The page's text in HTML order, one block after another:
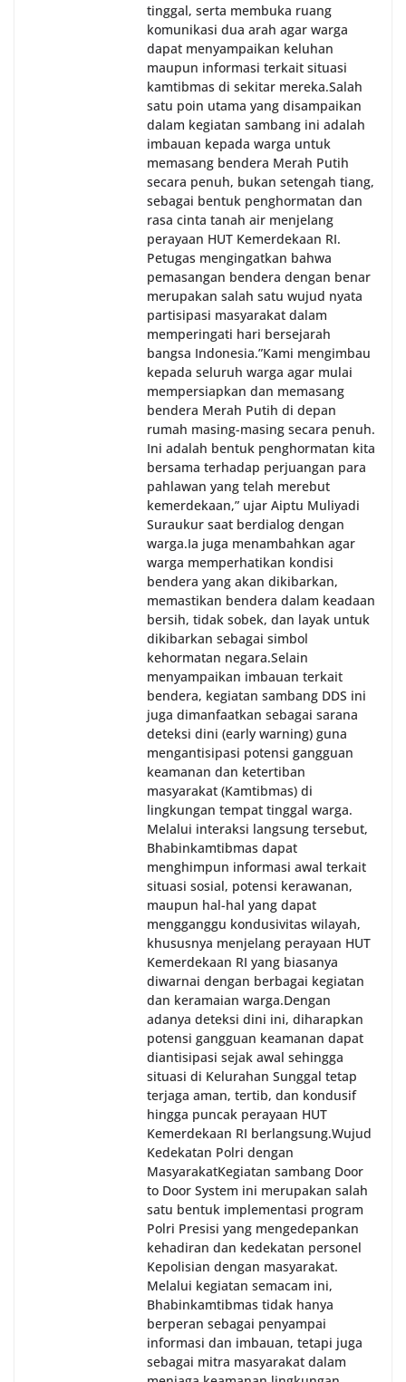
tinggal, serta membuka ruang
komunikasi dua arah agar warga
dapat menyampaikan keluhan
maupun informasi terkait situasi
kamtibmas di sekitar mereka.‎‎‎Salah
satu poin utama yang disampaikan
dalam kegiatan sambang ini adalah
imbauan kepada warga untuk
memasang bendera Merah Putih
secara penuh, bukan setengah tiang,
sebagai bentuk penghormatan dan
rasa cinta tanah air menjelang
perayaan HUT Kemerdekaan RI.
Petugas mengingatkan bahwa
pemasangan bendera dengan benar
merupakan salah satu wujud nyata
partisipasi masyarakat dalam
memperingati hari bersejarah
bangsa Indonesia.‎‎”Kami mengimbau
kepada seluruh warga agar mulai
mempersiapkan dan memasang
bendera Merah Putih di depan
rumah masing-masing secara penuh.
Ini adalah bentuk penghormatan kita
bersama terhadap perjuangan para
pahlawan yang telah merebut
kemerdekaan,” ujar Aiptu Muliyadi
Suraukur saat berdialog dengan
warga.‎‎Ia juga menambahkan agar
warga memperhatikan kondisi
bendera yang akan dikibarkan,
memastikan bendera dalam keadaan
bersih, tidak sobek, dan layak untuk
dikibarkan sebagai simbol
kehormatan negara.‎‎‎Selain
menyampaikan imbauan terkait
bendera, kegiatan sambang DDS ini
juga dimanfaatkan sebagai sarana
deteksi dini (early warning) guna
mengantisipasi potensi gangguan
keamanan dan ketertiban
masyarakat (Kamtibmas) di
lingkungan tempat tinggal warga.
Melalui interaksi langsung tersebut,
Bhabinkamtibmas dapat
menghimpun informasi awal terkait
situasi sosial, potensi kerawanan,
maupun hal-hal yang dapat
mengganggu kondusivitas wilayah,
khususnya menjelang perayaan HUT
Kemerdekaan RI yang biasanya
diwarnai dengan berbagai kegiatan
dan keramaian warga.‎‎Dengan
adanya deteksi dini ini, diharapkan
potensi gangguan keamanan dapat
diantisipasi sejak awal sehingga
situasi di Kelurahan Sunggal tetap
terjaga aman, tertib, dan kondusif
hingga puncak perayaan HUT
Kemerdekaan RI berlangsung.‎‎Wujud
Kedekatan Polri dengan
Masyarakat‎Kegiatan sambang Door
to Door System ini merupakan salah
satu bentuk implementasi program
Polri Presisi yang mengedepankan
kehadiran dan kedekatan personel
Kepolisian dengan masyarakat.
Melalui kegiatan semacam ini,
Bhabinkamtibmas tidak hanya
berperan sebagai penyampai
informasi dan imbauan, tetapi juga
sebagai mitra masyarakat dalam